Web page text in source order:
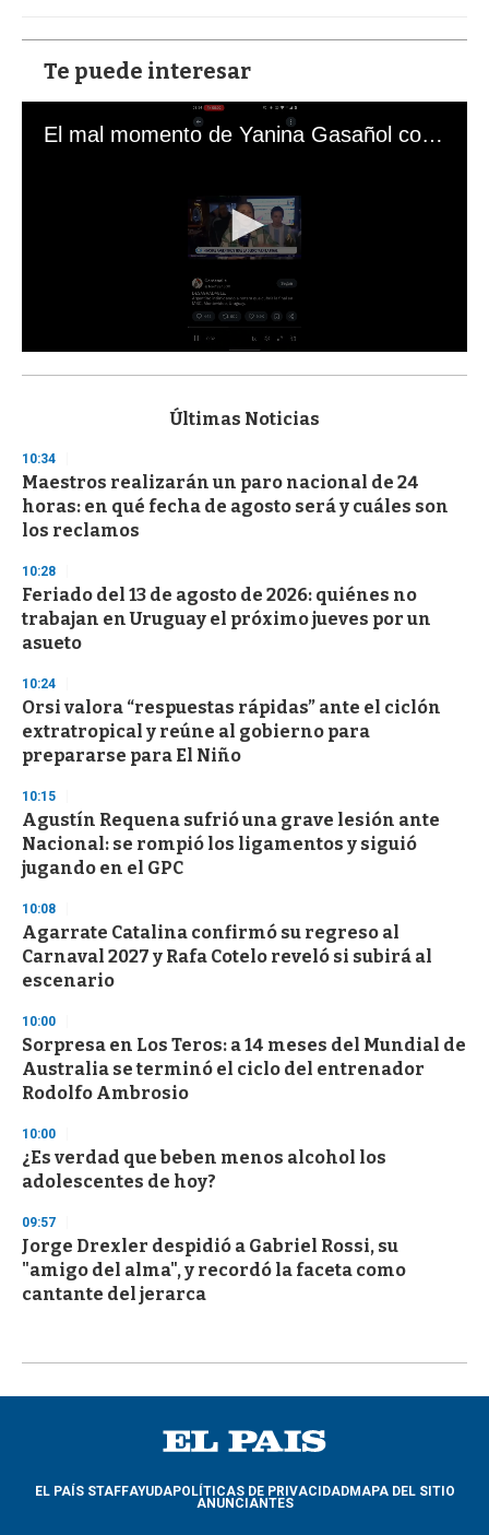
Te puede interesar
El mal momento de Yanina Gasañol con un hincha argentino en "Subrayado"
s
d
s
o
f
3
s
e
c
o
n
Últimas Noticias
10:34
Maestros realizarán un paro nacional de 24
horas: en qué fecha de agosto será y cuáles son
los reclamos
10:28
Feriado del 13 de agosto de 2026: quiénes no
trabajan en Uruguay el próximo jueves por un
asueto
10:24
Orsi valora “respuestas rápidas” ante el ciclón
extratropical y reúne al gobierno para
prepararse para El Niño
10:15
Agustín Requena sufrió una grave lesión ante
Nacional: se rompió los ligamentos y siguió
jugando en el GPC
10:08
Agarrate Catalina confirmó su regreso al
Carnaval 2027 y Rafa Cotelo reveló si subirá al
escenario
10:00
Sorpresa en Los Teros: a 14 meses del Mundial de
Australia se terminó el ciclo del entrenador
Rodolfo Ambrosio
10:00
¿Es verdad que beben menos alcohol los
adolescentes de hoy?
09:57
Jorge Drexler despidió a Gabriel Rossi, su
"amigo del alma", y recordó la faceta como
cantante del jerarca
EL PAÍS STAFFAYUDAPOLÍTICAS DE PRIVACIDADMAPA DEL SITIO
ANUNCIANTES